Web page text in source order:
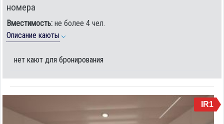
номера
Вместимость: не более 4 чел.
Описание каюты
нет кают для бронирования
IR1